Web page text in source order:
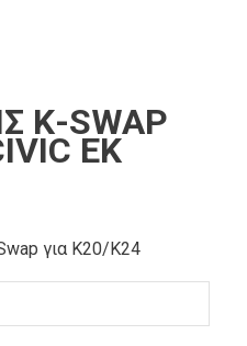
Κ-SWAP
EK
για Κ20/Κ24